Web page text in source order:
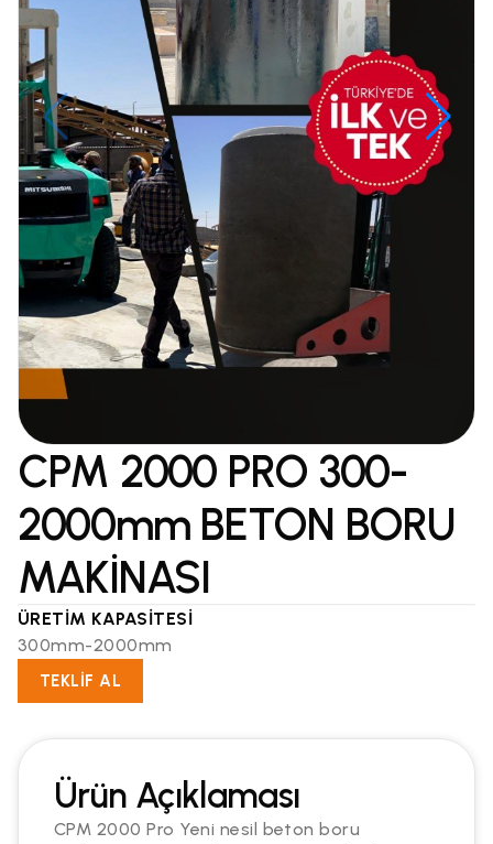
CPM 2000 PRO 300-
2000mm BETON BORU
MAKİNASI
ÜRETİM KAPASİTESİ
300mm-2000mm
TEKLİF AL
Ürün Açıklaması
CPM 2000 Pro Yeni nesil beton boru